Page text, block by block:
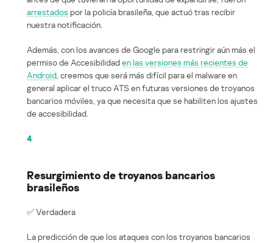
arrestados por la policía brasileña, que actuó tras recibir
nuestra notificación.
Además, con los avances de Google para restringir aún más el
permiso de Accesibilidaden las versiones más recientes de
Android , creemos que será más difícil para el malware en
general aplicar el truco ATS en futuras versiones de troyanos
bancarios móviles, ya que necesita que se habiliten los ajustes
de accesibilidad.
4
Resurgimiento de troyanos bancarios
brasileños
✅ Verdadera
La predicción de que los ataques con los troyanos bancarios